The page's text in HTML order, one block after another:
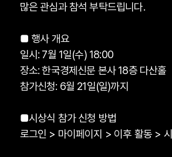
많은 관심과 참석 부탁드립니다.
■ 행사 개요
일시: 7월 1일(수) 18:00
장소: 한국경제신문 본사 18층 다산홀
참가신청: 6월 21일(일)까지
■시상식 참가 신청 방법
로그인 > 마이페이지 > 이후 활동 >